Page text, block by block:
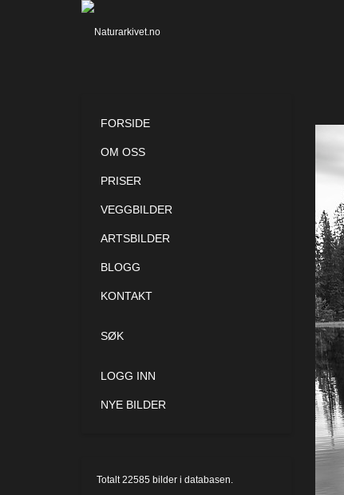
FORSIDE
OM OSS
PRISER
VEGGBILDER
ARTSBILDER
BLOGG
KONTAKT
SØK
LOGG INN
NYE BILDER
Totalt22585 bilder i databasen.